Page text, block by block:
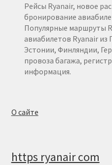
Рейсы Ryanair, новое
бронирование
Популярные маршруты
авиабилетов Ryanair
Эстонии, Финляндии,
провоза багажа,
информация.
О сайте
https ryanair com